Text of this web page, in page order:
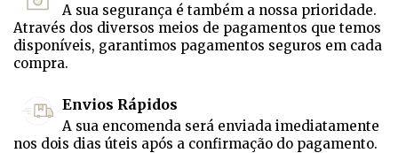
A sua segurança é também a nossa prioridade.
Através dos diversos meios de pagamentos que temos
disponíveis, garantimos pagamentos seguros em cada
compra.
Envios Rápidos
A sua encomenda será enviada imediatamente
nos dois dias úteis após a confirmação do pagamento.